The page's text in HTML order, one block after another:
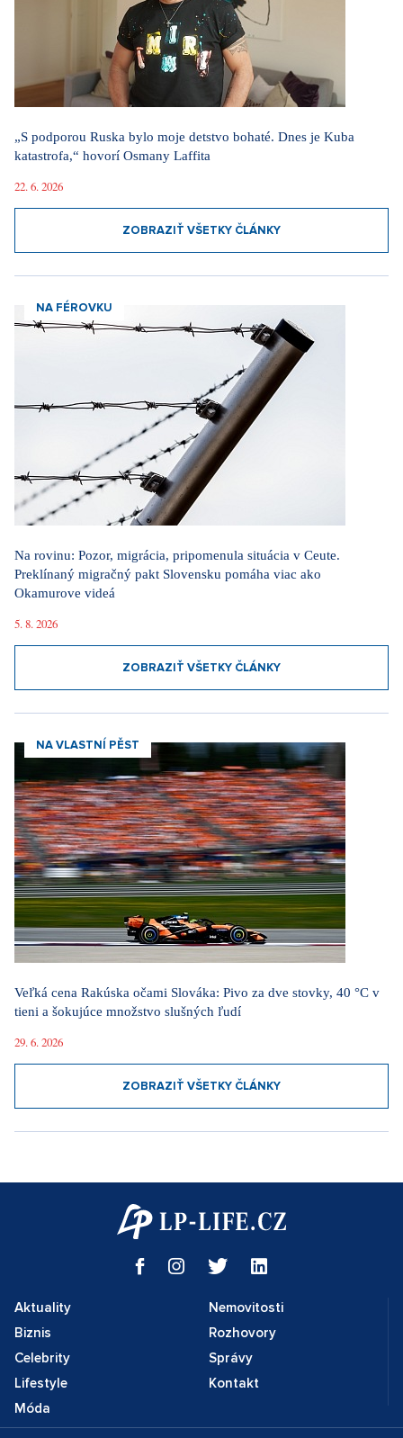
„S podporou Ruska bylo moje detstvo bohaté. Dnes je Kuba
katastrofa,“ hovorí Osmany Laffita
22. 6. 2026
ZOBRAZIŤ VŠETKY ČLÁNKY
NA FÉROVKU
Na rovinu: Pozor, migrácia, pripomenula situácia v Ceute.
Preklínaný migračný pakt Slovensku pomáha viac ako
Okamurove videá
5. 8. 2026
ZOBRAZIŤ VŠETKY ČLÁNKY
NA VLASTNÍ PĚST
Veľká cena Rakúska očami Slováka: Pivo za dve stovky, 40 °C v
tieni a šokujúce množstvo slušných ľudí
29. 6. 2026
ZOBRAZIŤ VŠETKY ČLÁNKY
Aktuality
Biznis
Celebrity
Lifestyle
Móda
Nemovitosti
Rozhovory
Správy
Kontakt